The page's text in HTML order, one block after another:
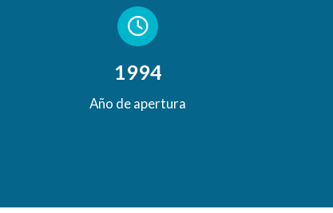
1994
Año de apertura